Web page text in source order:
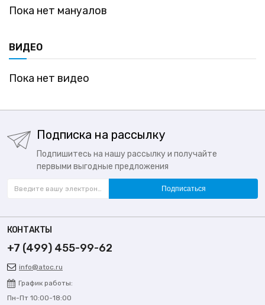
Пока нет мануалов
ВИДЕО
Пока нет видео
Подписка на рассылку
Подпишитесь на нашу рассылку и получайте
первыми выгодные предложения
Подписаться
КОНТАКТЫ
+7 (499) 455-99-62
info@atoc.ru
График работы:
Пн-Пт 10:00-18:00